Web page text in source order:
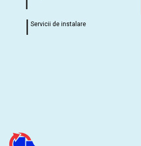
Servicii de instalare